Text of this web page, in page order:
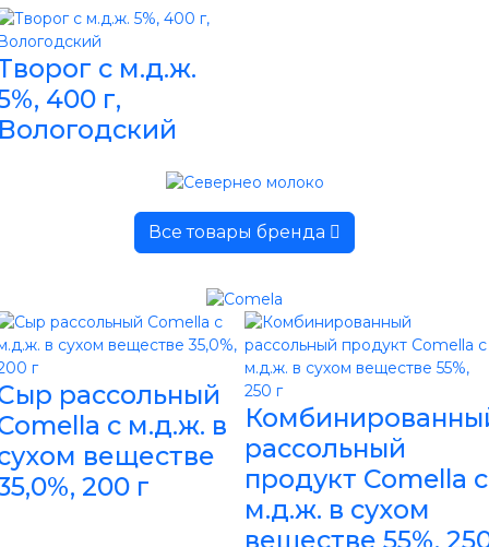
с м.д.ж.
400 г,
Все товары бренда
рассольный
с м.д.ж. в
веществе
200 г
рассольный
продукт Comella с
м.д.ж. в сухом
веществе 55%,